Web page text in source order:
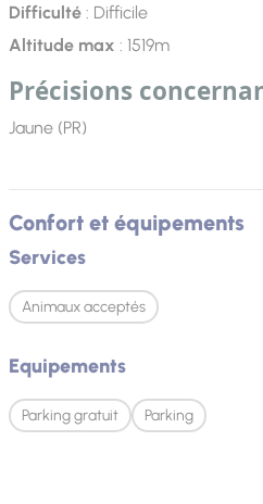
Difficulté: Difficile
Altitude max : 1519m
Précisions
Jaune (PR)
Confort et équipements
Services
Animaux acceptés
Equipements
Parking gratuit Parking